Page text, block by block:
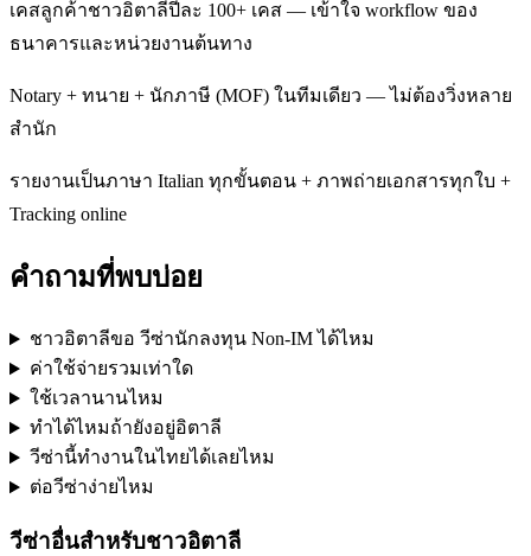
เคสลูกค้าชาวอิตาลีปีละ 100+ เคส — เข้าใจ workflow ของ
ธนาคารและหน่วยงานต้นทาง
Notary + ทนาย + นักภาษี (MOF) ในทีมเดียว — ไม่ต้องวิ่งหลาย
สำนัก
รายงานเป็นภาษา Italian ทุกขั้นตอน + ภาพถ่ายเอกสารทุกใบ +
Tracking online
คำถามที่พบบ่อย
ชาวอิตาลีขอ วีซ่านักลงทุน Non-IM ได้ไหม
ค่าใช้จ่ายรวมเท่าใด
ใช้เวลานานไหม
ทำได้ไหมถ้ายังอยู่อิตาลี
วีซ่านี้ทำงานในไทยได้เลยไหม
ต่อวีซ่าง่ายไหม
วีซ่าอื่นสำหรับชาวอิตาลี